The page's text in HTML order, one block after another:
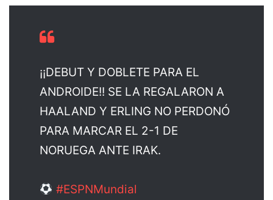
¡¡DEBUT Y DOBLETE PARA EL
ANDROIDE!! SE LA REGALARON A
HAALAND Y ERLING NO PERDONÓ
PARA MARCAR EL 2-1 DE
NORUEGA ANTE IRAK.
#ESPNMundial